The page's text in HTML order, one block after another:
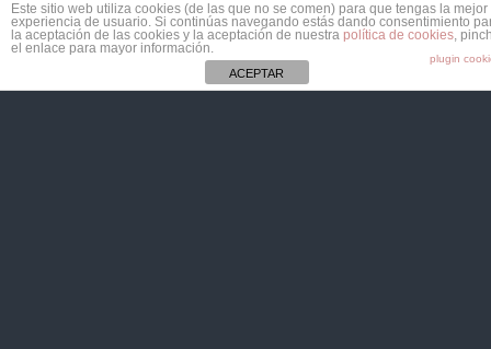
Este sitio web utiliza cookies (de las que no se comen) para que tengas la mejor
experiencia de usuario. Si continúas navegando estás dando consentimiento
la aceptación de las cookies y la aceptación de nuestra política de cookies,
el enlace para mayor información.
plugin
ACEPTAR